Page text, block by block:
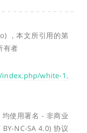
，本文所引用的第
有者
white-1.
使用署名 - 非商业
NC-SA 4.0) 协议